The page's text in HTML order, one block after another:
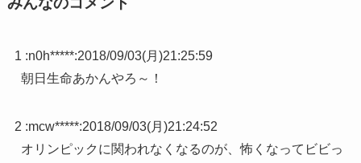
1 :n0h*****:2018/09/03(月)21:25:59
朝日生命あかんやろ～！
2 :mcw*****:2018/09/03(月)21:24:52
オリンピックに関われなくなるのが、怖くなってビビっ